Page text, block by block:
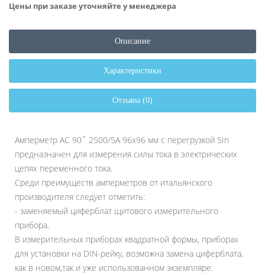
Цены при заказе уточняйте у менеджера
Описание
Характеристики
Отзывы (0)
Амперметр AC 90˚ 2500/5A 96x96 мм с перегрузкой 5In
предназначен для измерения силы тока в электрических
цепях переменного тока.
Среди преимуществ амперметров от итальянского
производителя следует отметить:
- заменяемый циферблат щитового измерительного
прибора.
В измерительных приборах квадратной формы, приборах
для установки на DIN-рейку, возможна замена циферблата,
как в новом,так и уже использованном экземпляре.